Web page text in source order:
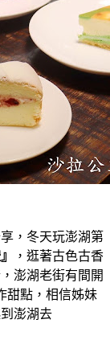
，冬天玩澎湖第
，逛著古色古香
澎湖老街有間開
甜點，相信姊妹
澎湖去